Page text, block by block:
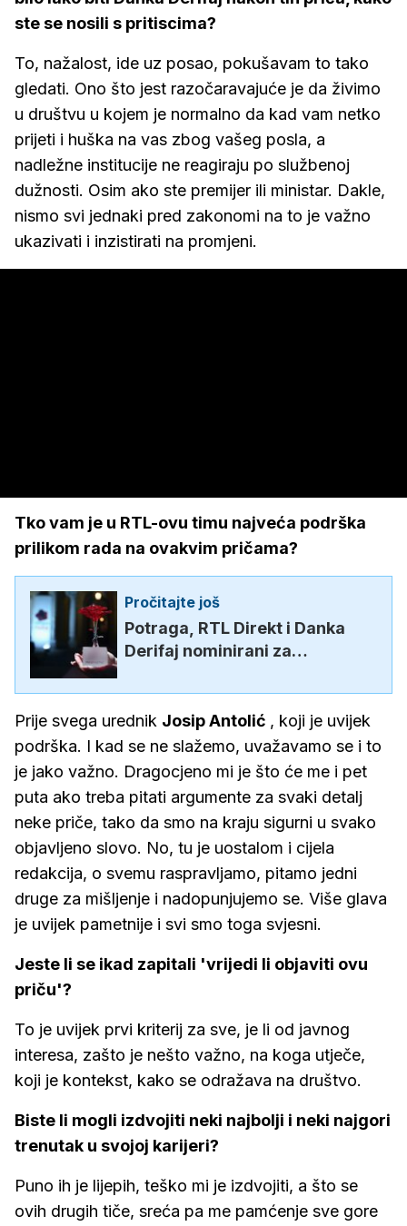
ste se nosili s pritiscima?
To, nažalost, ide uz posao, pokušavam to tako
gledati. Ono što jest razočaravajuće je da živimo
u društvu u kojem je normalno da kad vam netko
prijeti i huška na vas zbog vašeg posla, a
nadležne institucije ne reagiraju po službenoj
dužnosti. Osim ako ste premijer ili ministar. Dakle,
nismo svi jednaki pred zakonomi na to je važno
ukazivati i inzistirati na promjeni.
Tko vam je u RTL-ovu timu najveća podrška
prilikom rada na ovakvim pričama?
Pročitajte još
Potraga, RTL Direkt i Danka
Derifaj nominirani za
Prije svega urednik Josip Antolić , koji je uvijek
podrška. I kad se ne slažemo, uvažavamo se i to
je jako važno. Dragocjeno mi je što će me i pet
puta ako treba pitati argumente za svaki detalj
neke priče, tako da smo na kraju sigurni u svako
objavljeno slovo. No, tu je uostalom i cijela
redakcija, o svemu raspravljamo, pitamo jedni
druge za mišljenje i nadopunjujemo se. Više glava
je uvijek pametnije i svi smo toga svjesni.
Jeste li se ikad zapitali 'vrijedi li objaviti ovu
priču'?
To je uvijek prvi kriterij za sve, je li od javnog
interesa, zašto je nešto važno, na koga utječe,
koji je kontekst, kako se odražava na društvo.
Biste li mogli izdvojiti neki najbolji i neki najgori
trenutak u svojoj karijeri?
Puno ih je lijepih, teško mi je izdvojiti, a što se
ovih drugih tiče, sreća pa me pamćenje sve gore